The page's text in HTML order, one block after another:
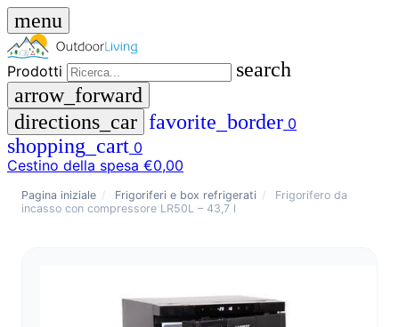
menu
Prodotti
search
arrow_forward
directions_car favorite_border 0
shopping_cart 0
Cestino della spesa €0,00
close
Pagina iniziale / Frigoriferi e box refrigerati /
Frigorifero da
incasso con compressore LR50L – 43,7 l